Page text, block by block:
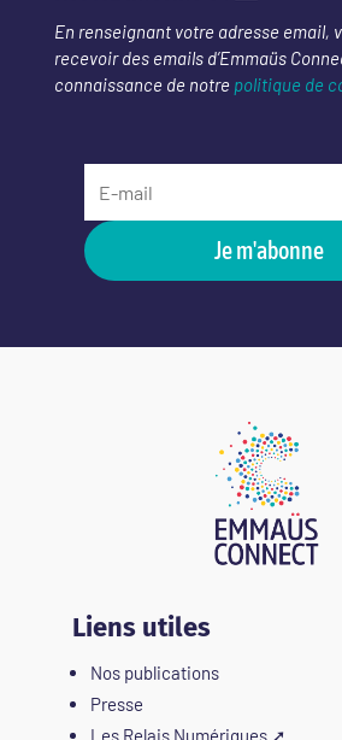
En renseignant votre adresse email,
recevoir des emails d’Emmaüs
connaissance de notre politique de
Je m'abonne
Liens utiles
Nos publications
Presse
Les Relais Numériques➚